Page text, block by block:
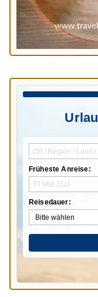
Früheste Anreise:
Reisedauer: